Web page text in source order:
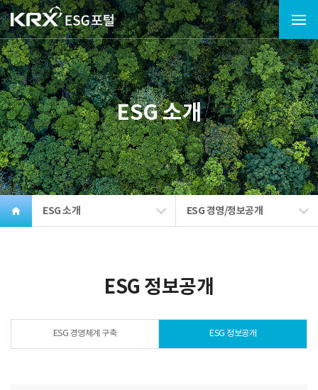
ESG 소개
ESG 소개 ESG 경영/정보공개
ESG 정보공개
ESG 경영체계 구축 ESG 정보공개